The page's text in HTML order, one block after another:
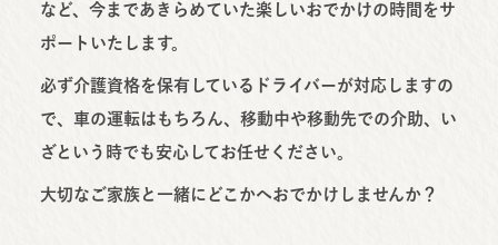
など、今まであきらめていた楽しいおでかけの時間をサ
ポートいたします。
必ず介護資格を保有しているドライバーが対応しますの
で、車の運転はもちろん、移動中や移動先での介助、い
ざという時でも安心してお任せください。
大切なご家族と一緒にどこかへおでかけしませんか？